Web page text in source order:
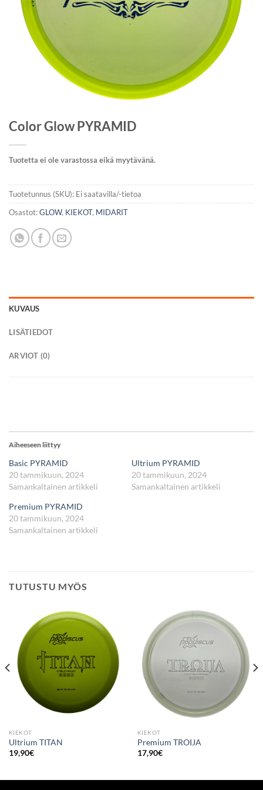
Color Glow PYRAMID
Tuotetta ei ole varastossa eikä myytävänä.
Tuotetunnus (SKU): Ei saatavilla/-tietoa
Osastot:GLOW, KIEKOT, MIDARIT
KUVAUS
LISÄTIEDOT
ARVIOT (0)
Aiheeseen liittyy
Basic PYRAMID
20 tammikuun, 2024
Samankaltainen artikkeli
Ultrium PYRAMID
20 tammikuun, 2024
Samankaltainen artikkeli
Premium PYRAMID
20 tammikuun, 2024
Samankaltainen artikkeli
TUTUSTU MYÖS
KIEKOT
Ultrium TITAN
19,90€
KIEKOT
Premium TROIJA
17,90€